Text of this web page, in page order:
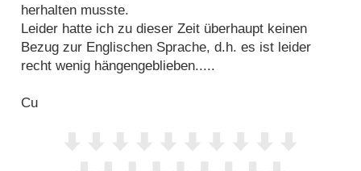
herhalten musste.
Leider hatte ich zu dieser Zeit überhaupt keinen
Bezug zur Englischen Sprache, d.h. es ist leider
recht wenig hängengeblieben.....
Cu